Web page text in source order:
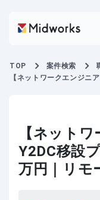
TOP 案件検索
【ネットワークエンジニ
【ネット
Y2DC移設
万円｜リモ